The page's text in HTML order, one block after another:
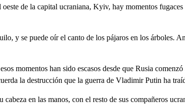
de la capital ucraniana, Kyiv, hay momentos fugaces
y se puede oír el canto de los pájaros en los árboles.
momentos han sido escasos desde que Rusia
la destrucción que la guerra de Vladimir Putin ha
en las manos, con el resto de sus compañeros